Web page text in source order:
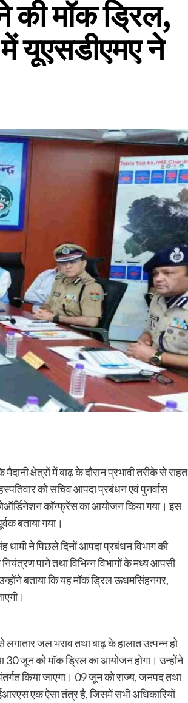
की मॉक ड्रिल,
यूएसडीएमए ने
क्षेत्रों में बाढ़ के दौरान प्रभावी तरीके से राहत
को सचिव आपदा प्रबंधन एवं पुनर्वास
कॉन्फ्रेंस का आयोजन किया गया। इस
बताया गया।
धामी ने पिछले दिनों आपदा प्रबंधन विभाग की
पाने तथा विभिन्न विभागों के मध्य आपसी
बताया कि यह मॉक ड्रिल ऊधमसिंहनगर,
लगातार जल भराव तथा बाढ़ के हालात उत्पन्न हो
30 जून को मॉक ड्रिल का आयोजन होगा। उन्होंने
किया जाएगा। 09 जून को राज्य, जनपद तथा
एक ऐसा तंत्र है, जिसमें सभी अधिकारियों